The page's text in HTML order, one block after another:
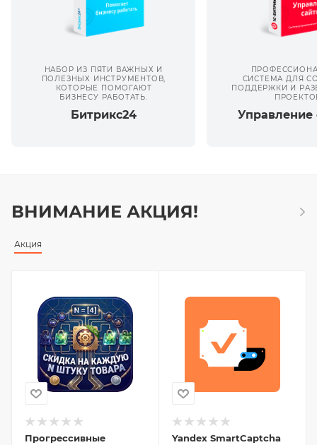
НАБОР ИЗ ПЯТИ ВАЖНЫХ И
ПОЛЕЗНЫХ ИНСТРУМЕНТОВ,
КОТОРЫЕ ПОМОГАЮТ
БИЗНЕСУ РАБОТАТЬ.
Битрикс24
СИСТЕМА ДЛЯ
ПОДДЕРЖКИ И
Управление
ВНИМАНИЕ АКЦИЯ!
Акция
Прогрессивные
Yandex SmartCaptcha